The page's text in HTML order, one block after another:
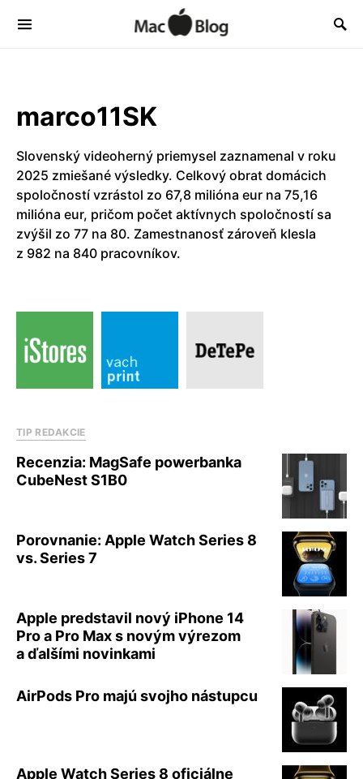
marco11SK
Slovenský videoherný priemysel zaznamenal v roku
2025 zmiešané výsledky. Celkový obrat domácich
spoločností vzrástol zo 67,8 milióna eur na 75,16
milióna eur, pričom počet aktívnych spoločností sa
zvýšil zo 77 na 80. Zamestnanosť zároveň klesla
z 982 na 840 pracovníkov.
TIP REDAKCIE
Recenzia: MagSafe powerbanka
CubeNest S1B0
Porovnanie: Apple Watch Series 8
vs. Series 7
Apple predstavil nový iPhone 14
Pro a Pro Max s novým výrezom
a ďalšími novinkami
AirPods Pro majú svojho nástupcu
Apple Watch Series 8 oficiálne